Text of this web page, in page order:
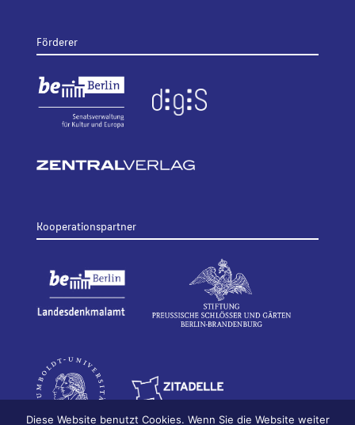
Förderer
Kooperationspartner
Diese Website benutzt Cookies. Wenn Sie die Website weiter